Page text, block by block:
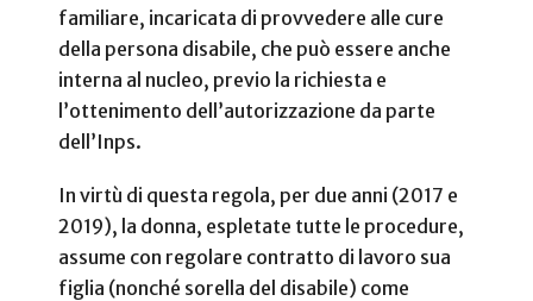
familiare, incaricata di provvedere alle cure
della persona disabile, che può essere anche
interna al nucleo, previo la richiesta e
l’ottenimento dell’autorizzazione da parte
dell’Inps.
In virtù di questa regola, per due anni (2017 e
2019), la donna, espletate tutte le procedure,
assume con regolare contratto di lavoro sua
figlia (nonché sorella del disabile) come